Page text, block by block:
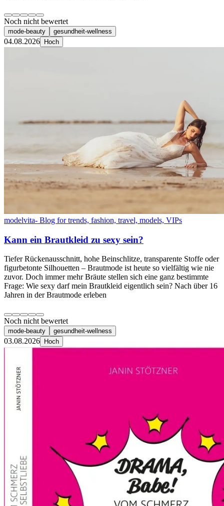
Noch nicht bewertet
mode-beauty gesundheit-wellness
04.08.2026 Hoch
modelvita- Blog for trends, fashion, travel, models, VIPs
Kann ein Brautkleid zu sexy sein?
Tiefer Rückenausschnitt, hohe Beinschlitze, transparente Stoffe oder
figurbetonte Silhouetten – Brautmode ist heute so vielfältig wie nie
zuvor. Doch immer mehr Bräute stellen sich eine ganz bestimmte
Frage: Wie sexy darf mein Brautkleid eigentlich sein? Nach über 16
Jahren in der Brautmode erleben
Noch nicht bewertet
mode-beauty gesundheit-wellness
03.08.2026 Hoch